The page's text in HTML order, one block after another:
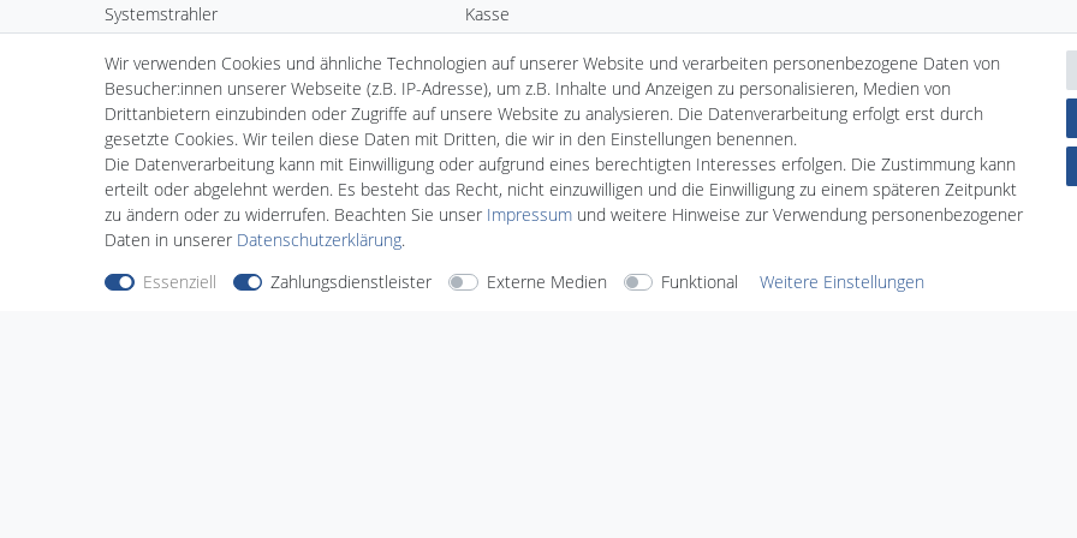
Systemstrahler
Kardanische Einbaustrahler
Einbaustrahler
LED Panels
LED Alu-Klapprahmen
Hallenleuchten
Erdspießstrahler
LED Schläuche
LED Stripes
Lightech Connect SmartShop
Kasse
Wunschliste
Wir verwenden Cookies und ähnliche Technologien auf unserer Website und verarbeiten personenbezogene Daten von
Besucher:innen unserer Webseite (z.B. IP-Adresse), um z.B. Inhalte und Anzeigen zu personalisieren, Medien von
Drittanbietern einzubinden oder Zugriffe auf unsere Website zu analysieren. Die Datenverarbeitung erfolgt erst durch
gesetzte Cookies. Wir teilen diese Daten mit Dritten, die wir in den Einstellungen benennen.
Die Datenverarbeitung kann mit Einwilligung oder aufgrund eines berechtigten Interesses erfolgen. Die Zustimmung kann
erteilt oder abgelehnt werden. Es besteht das Recht, nicht einzuwilligen und die Einwilligung zu einem späteren Zeitpunkt
zu ändern oder zu widerrufen. Beachten Sie unser Impressum und weitere Hinweise zur Verwendung personenbezogener
Daten in unserer Daten­schutz­erklärung.
Essenziell
Zahlungsdienstleister Externe Medien Funktional Weitere Einstellungen